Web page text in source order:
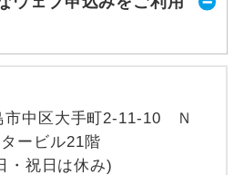
中区大手町2-11-10 Ｎ
ービル21階
・祝日は休み)